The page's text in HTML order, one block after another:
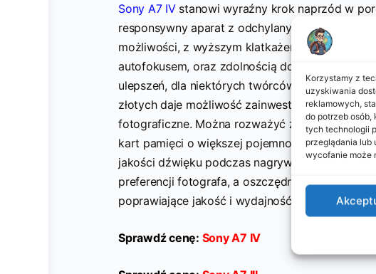
Korzystamy z
uzyskiwania
reklamowych,
do potrzeb osób,
tych technologii
przeglądania lub
wycofanie może
Sony A7 IVstanowi wyraźny krok naprzód w
responsywny aparat z odchylanym i obrotowym
możliwości, z wyższym klatkażem (30 vs 60 kl./
autofokusem, oraz zdolnością do nagrywania
ulepszeń, dla niektórych twórców Sony A7 III
złotych daje możliwość zainwestowania w
fotograficzne. Można rozważyć zakup
kart pamięci o większej pojemności, a także
jakości dźwięku podczas nagrywania wideo.
preferencji fotografa, a oszczędności
poprawiające jakość i wydajność.
Sprawdź cenę: Sony A7 IV